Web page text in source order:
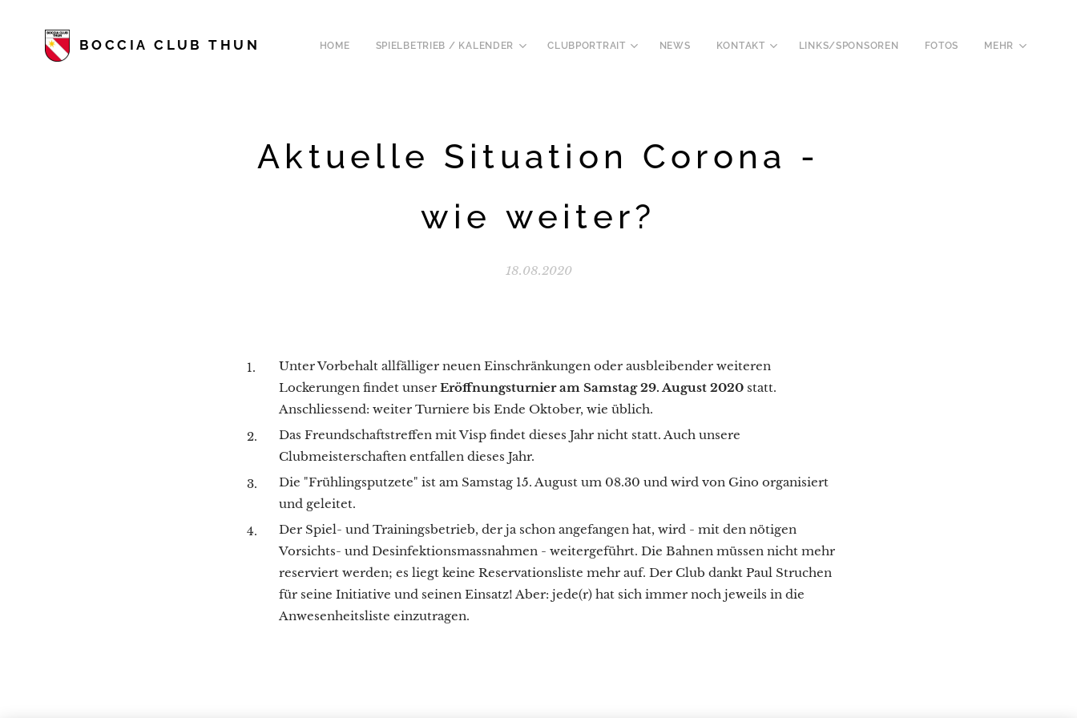
BOCCIA CLUB THUN HOME SPIELBETRIEB / KALENDER CLUBPORTRAIT NEWS KONTAKT LINKS/SPONSOREN FOTOS MEHR
Aktuelle Situation Corona -
wie weiter?
18.08.2020
Unter Vorbehalt allfälliger neuen Einschränkungen oder ausbleibender weiteren
Lockerungen findet unser Eröffnungsturnier am Samstag 29. August 2020 statt.
Anschliessend: weiter Turniere bis Ende Oktober, wie üblich.
Das Freundschaftstreffen mit Visp findet dieses Jahr nicht statt. Auch unsere
Clubmeisterschaften entfallen dieses Jahr.
Die "Frühlingsputzete" ist am Samstag 15. August um 08.30 und wird von Gino organisiert
und geleitet.
Der Spiel- und Trainingsbetrieb, der ja schon angefangen hat, wird - mit den nötigen
Vorsichts- und Desinfektionsmassnahmen - weitergeführt. Die Bahnen müssen nicht mehr
reserviert werden; es liegt keine Reservationsliste mehr auf. Der Club dankt Paul Struchen
für seine Initiative und seinen Einsatz! Aber: jede(r) hat sich immer noch jeweils in die
Anwesenheitsliste einzutragen.